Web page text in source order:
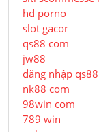
hd porno
slot gacor
qs88 com
jw88
đăng nhập qs88
nk88 com
98win com
789 win